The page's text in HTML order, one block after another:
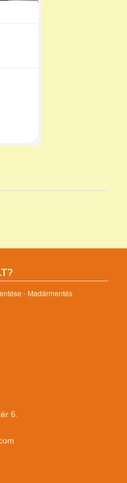
- Madármentés
6.